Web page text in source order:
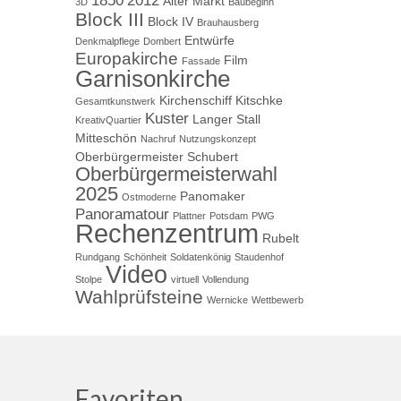
Block III Block IV Brauhausberg
Denkmalpflege Dombert Entwürfe
Europakirche Fassade Film
Garnisonkirche
Gesamtkunstwerk Kirchenschiff Kitschke
KreativQuartier Kuster Langer Stall
Mitteschön Nachruf Nutzungskonzept
Oberbürgermeister Schubert
Oberbürgermeisterwahl
2025 Ostmoderne Panomaker
Panoramatour Plattner Potsdam PWG
Rechenzentrum Rubelt
Rundgang Schönheit Soldatenkönig Staudenhof
Stolpe Video virtuell Vollendung
Wahlprüfsteine Wernicke Wettbewerb